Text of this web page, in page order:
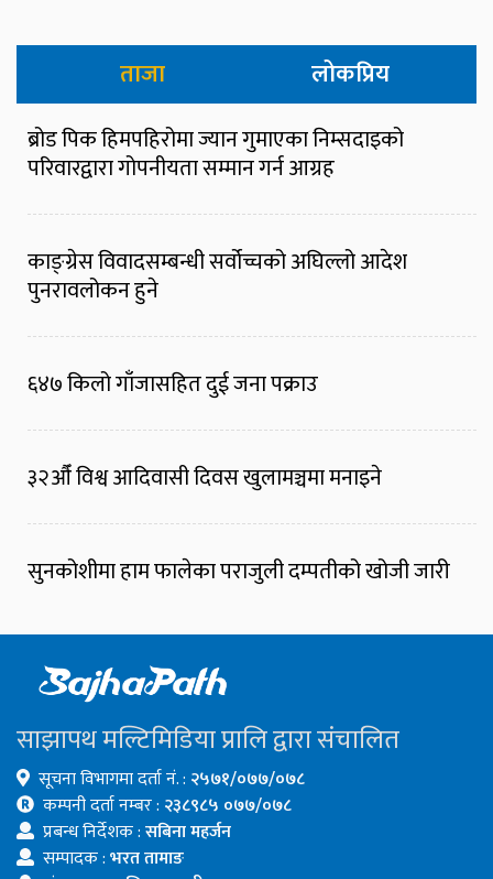
ताजा लोकप्रिय
ब्रोड पिक हिमपहिरोमा ज्यान गुमाएका निम्सदाइको
परिवारद्वारा गोपनीयता सम्मान गर्न आग्रह
काङ्ग्रेस विवादसम्बन्धी सर्वोच्चको अघिल्लो आदेश
पुनरावलोकन हुने
६४७ किलो गाँजासहित दुई जना पक्राउ
३२औँ विश्व आदिवासी दिवस खुलामञ्चमा मनाइने
सुनकोशीमा हाम फालेका पराजुली दम्पतीको खोजी जारी
साझापथ मल्टिमिडिया प्रालि द्वारा संचालित
सूचना विभागमा दर्ता नं. : २५७१/०७७/०७८
कम्पनी दर्ता नम्बर : २३८९८५ ०७७/०७८
प्रबन्ध निर्देशक :सबिना महर्जन
सम्पादक :भरत तामाङ